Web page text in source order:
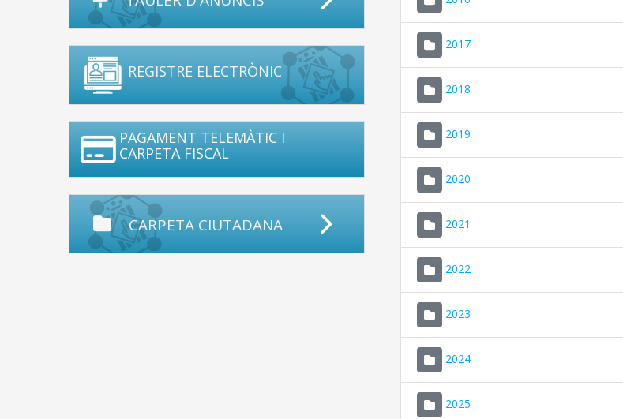
REGISTRE ELECTRÒNIC
PAGAMENT TELEMÀTIC I
CARPETA FISCAL
CARPETA CIUTADANA
2017
2018
2019
2020
2021
2022
2023
2024
2025